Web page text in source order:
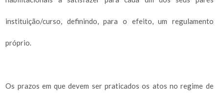
instituição/curso, definindo, para o efeito, um regulamento
próprio.
Os prazos em que devem ser praticados os atos no regime de